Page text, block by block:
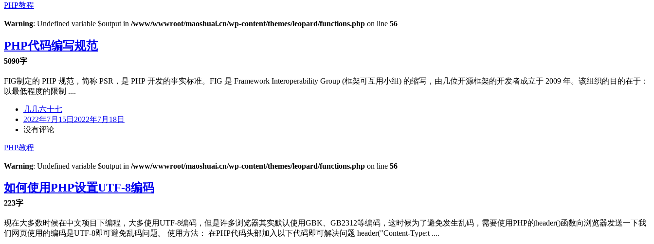
PHP教程
Warning: Undefined variable $output in /www/wwwroot/maoshuai.cn/wp-content/themes/leopard/functions.php on line 56
PHP代码编写规范
5090字
FIG制定的 PHP 规范，简称 PSR，是 PHP 开发的事实标准。FIG 是 Framework Interoperability Group (框架可互用小组) 的缩写，由几位开源框架的开发者成立于 2009 年。该组织的目的在于：
以最低程度的限制 ....
几几六十七
2022年7月15日 2022年7月18日
没有评论
PHP教程
Warning: Undefined variable $output in /www/wwwroot/maoshuai.cn/wp-content/themes/leopard/functions.php on line 56
如何使用PHP设置UTF-8编码
223字
现在大多数时候在中文项目下编程，大多使用UTF-8编码，但是许多浏览器其实默认使用GBK、GB2312等编码，这时候为了避免发生乱码，需要使用PHP的header()函数向浏览器发送一下我
们网页使用的编码是UTF-8即可避免乱码问题。 使用方法： 在PHP代码头部加入以下代码即可解决问题 header("Content-Type:t ....